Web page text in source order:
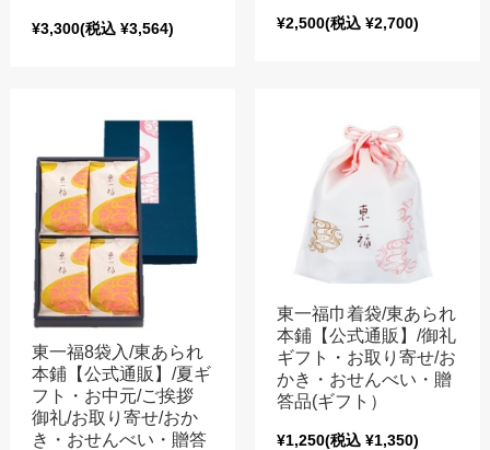
¥3,300(税込 ¥3,564) ¥2,500(税込 ¥2,700)
東一福8袋入/東あられ
本鋪【公式通販】/夏ギ
フト・お中元/ご挨拶
御礼/お取り寄せ/おか
き・おせんべい・贈答
東一福巾着袋/東あられ
本鋪【公式通販】/御礼
ギフト・お取り寄せ/お
かき・おせんべい・贈
答品(ギフト）
¥1,250(税込 ¥1,350)